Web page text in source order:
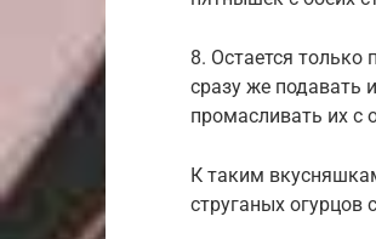
8. Остается
сразу же подавать
промасливать их с
К таким
струганых огурцов